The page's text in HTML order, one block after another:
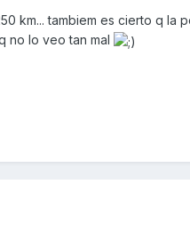
km... tambiem es cierto q la
no lo veo tan mal